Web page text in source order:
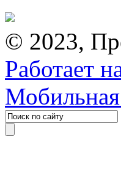
© 2023,
Работает